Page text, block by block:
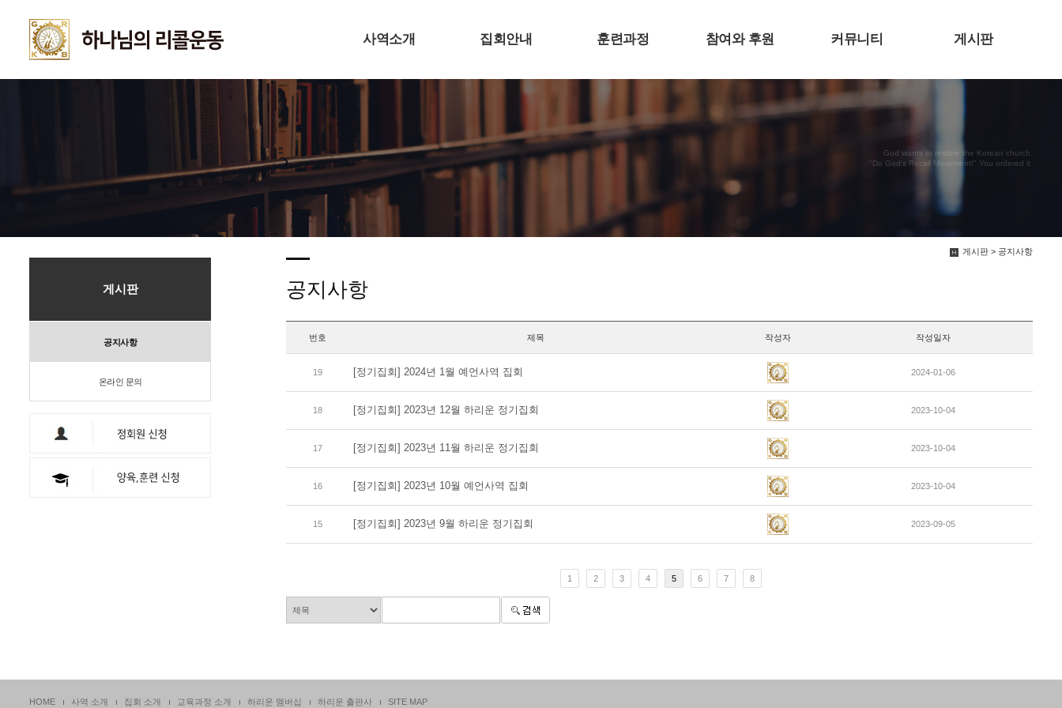
사역소개 집회안내 훈련과정 참여와 후원 커뮤니티 게시판
God wants to restore the Korean church.
"Do God's Recall Movement!" You ordered it.
게시판 > 공지사항
게시판
공지사항
온라인 문의
공지사항
번호 제목 작성자 작성일자
19 [정기집회] 2024년 1월 예언사역 집회 2024-01-06
18 [정기집회] 2023년 12월 하리운 정기집회 2023-10-04
17 [정기집회] 2023년 11월 하리운 정기집회 2023-10-04
16 [정기집회] 2023년 10월 예언사역 집회 2023-10-04
15 [정기집회] 2023년 9월 하리운 정기집회 2023-09-05
1 2 3 4 5 6 7 8
HOME 사역 소개 집회 소개 교육과정 소개 하리운 멤버십 하리운 출판사 SITE MAP